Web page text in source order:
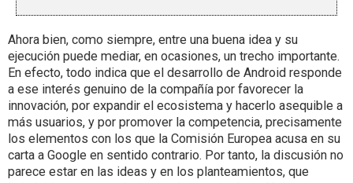
Ahora bien, como siempre, entre una buena idea y su
ejecución puede mediar, en ocasiones, un trecho importante.
En efecto, todo indica que el desarrollo de Android responde
a ese interés genuino de la compañía por favorecer la
innovación, por expandir el ecosistema y hacerlo asequible a
más usuarios, y por promover la competencia, precisamente
los elementos con los que la Comisión Europea acusa en su
carta a Google en sentido contrario. Por tanto, la discusión no
parece estar en las ideas y en los planteamientos, que